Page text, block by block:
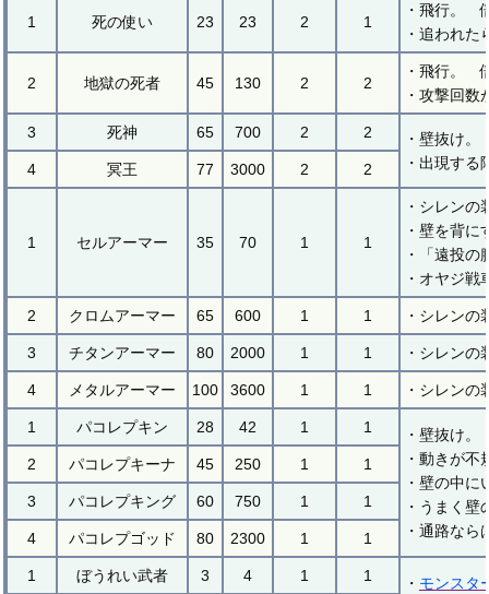
1 死の使い 23 23 2 1
・飛行。
・追われ
2 地獄の死者 45 130 2 2
・飛行。
・攻撃回数
3 死神 65 700 2 2
・壁抜け
・出現す
4 冥王 77 3000 2 2
1 セルアーマー 35 70 1 1
・シレン
・壁を背
・「遠投
・オヤジ戦
2 クロムアーマー 65 600 1 1 ・シレン
3 チタンアーマー 80 2000 1 1 ・シレン
4 メタルアーマー 100 3600 1 1 ・シレン
1 パコレプキン 28 42 1 1
・壁抜け。
・動きが不
・壁の中
・うまく
・通路な
2 パコレプキーナ 45 250 1 1
3 パコレプキング 60 750 1 1
4 パコレプゴッド 80 2300 1 1
1 ぼうれい武者 3 4 1 1 ・ モンスタ